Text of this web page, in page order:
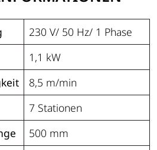
230 V/ 50 Hz/ 1 Phase
1,1 kW
8,5 m/min
7 Stationen
500 mm